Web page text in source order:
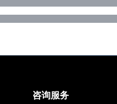
咨询服务